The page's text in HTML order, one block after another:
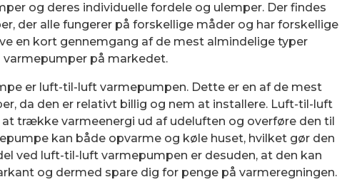
og deres individuelle fordele og ulemper. Der findes
der alle fungerer på forskellige måder og har forskellige
en kort gennemgang af de mest almindelige typer
varmepumper på markedet.
er luft-til-luft varmepumpen. Dette er en af de mest
da den er relativt billig og nem at installere. Luft-til-luft
trække varmeenergi ud af udeluften og overføre den til
kan både opvarme og køle huset, hvilket gør den
ved luft-til-luft varmepumpen er desuden, at den kan
og dermed spare dig for penge på varmeregningen.